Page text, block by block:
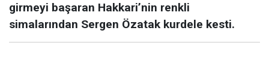
girmeyi başaran Hakkari’nin renkli
simalarından Sergen Özatak kurdele kesti.